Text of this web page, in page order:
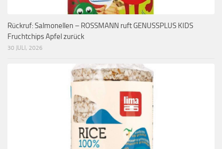
Rückruf: Salmonellen – ROSSMANN ruft GENUSSPLUS KIDS
Fruchtchips Apfel zurück
30 JULI, 2026